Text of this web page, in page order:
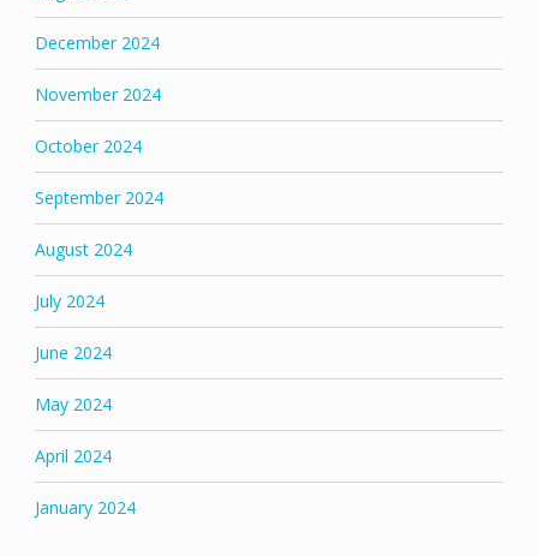
December 2024
November 2024
October 2024
September 2024
August 2024
July 2024
June 2024
May 2024
April 2024
January 2024